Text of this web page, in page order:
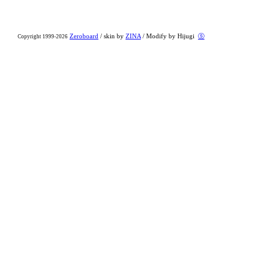
Copyright 1999-2026 Zeroboard / skin by ZINA / Modify by Hijugi ⓢ